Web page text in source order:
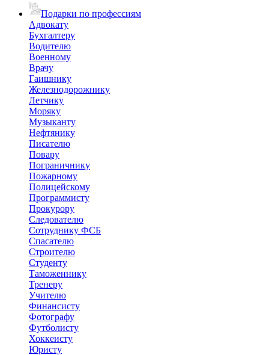
Подарки по профессиям
Адвокату
Бухгалтеру
Водителю
Военному
Врачу
Гаишнику
Железнодорожнику
Летчику
Моряку
Музыканту
Нефтянику
Писателю
Повару
Пограничнику
Пожарному
Полицейскому
Программисту
Прокурору
Следователю
Сотруднику ФСБ
Спасателю
Строителю
Студенту
Таможеннику
Тренеру
Учителю
Финансисту
Фотографу
Футболисту
Хоккеисту
Юристу